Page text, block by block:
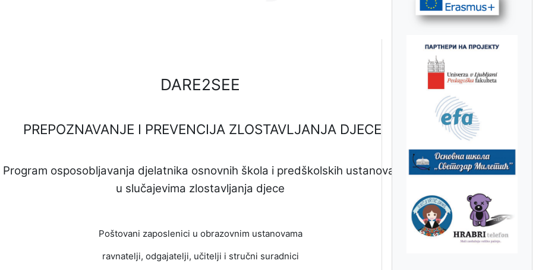
DARE2SEE
PREPOZNAVANJE I PREVENCIJA ZLOSTAVLJANJA DJECE
Program osposobljavanja djelatnika osnovnih škola i predškolskih ustanova
u slučajevima zlostavljanja djece
Poštovani zaposlenici u obrazovnim ustanovama
ravnatelji, odgajatelji, učitelji i stručni suradnici